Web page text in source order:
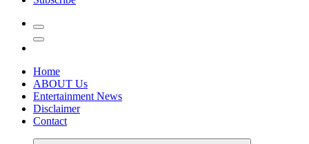
Home
ABOUT Us
Entertainment News
Disclaimer
Contact